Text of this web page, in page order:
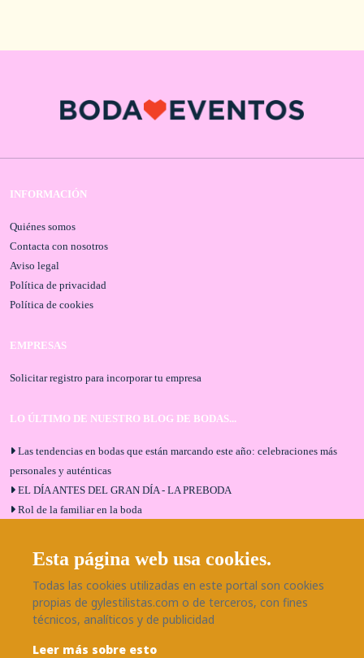
INFORMACIÓN
Quiénes somos
Contacta con nosotros
Aviso legal
Política de privacidad
Política de cookies
EMPRESAS
Solicitar registro para incorporar tu empresa
LO ÚLTIMO DE NUESTRO BLOG DE BODAS...
Las tendencias en bodas que están marcando este año: celebraciones más
personales y auténticas
EL DÍA ANTES DEL GRAN DÍA - LA PREBODA
Rol de la familiar en la boda
Bodas en Alhaurín de la Torre: entrevista exclusiva con Bodaeventos
Málaga
¿Cómo será tu boda?
Blog de bodas
SÍGUENOS EN NUESTRAS REDES
Esta página web usa cookies.
Todas las cookies utilizadas en este portal son cookies
propias de gylestilistas.com o de terceros, con fines
técnicos, analíticos y de publicidad
Leer más sobre esto